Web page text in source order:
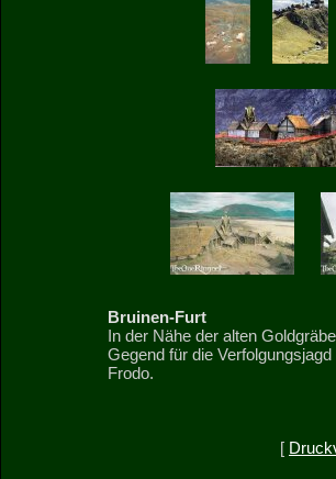
Bruinen-Furt
In der Nähe der alten
Gegend für die
Frodo.
[